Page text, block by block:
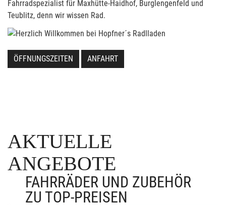
Fahrradspezialist für Maxhütte-Haidhof, Burglengenfeld und
Teublitz, denn wir wissen Rad.
ÖFFNUNGSZEITEN ANFAHRT
AKTUELLE
ANGEBOTE
FAHRRÄDER UND ZUBEHÖR
ZU TOP-PREISEN